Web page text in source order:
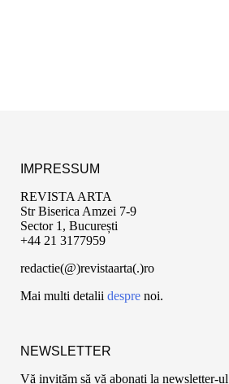
IMPRESSUM
REVISTA ARTA
Str Biserica Amzei 7-9
Sector 1, București
+44 21 3177959
redactie(@)revistaarta(.)ro
Mai multi detalii despre noi.
NEWSLETTER
Vă invităm să vă abonați la newsletter-